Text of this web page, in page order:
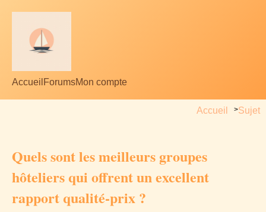
Accueil ForumsMon compte
Accueil >Sujet
Quels sont les meilleurs groupes
hôteliers qui offrent un excellent
rapport qualité-prix ?